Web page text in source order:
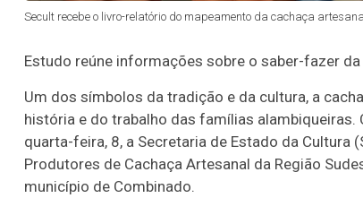
Secult recebe o livro-relatório do mapeamento da cachaça
Estudo reúne informações sobre o saber-fazer
Um dos símbolos da tradição e da cultura, a
história e do trabalho das famílias
quarta-feira, 8, a Secretaria de Estado da
Produtores de Cachaça Artesanal da Região
município de Combinado.